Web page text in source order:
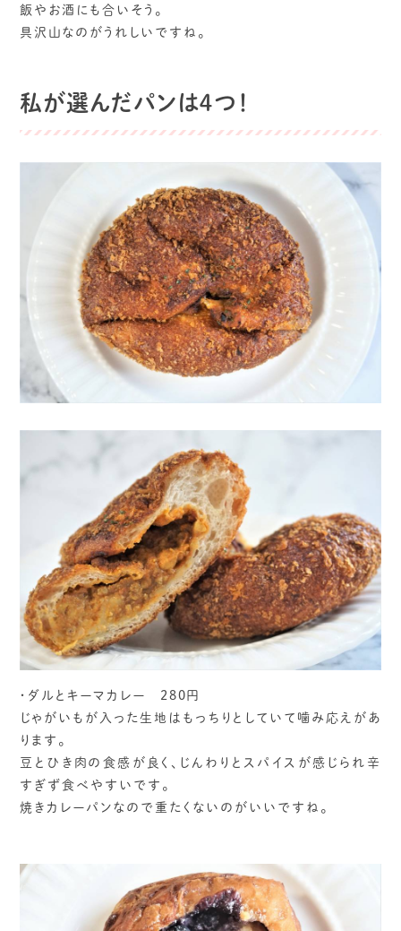
飯やお酒にも合いそう。
具沢山なのがうれしいですね。
私が選んだパンは４つ！
・ダルとキーマカレー 280円
じゃがいもが入った生地はもっちりとしていて噛み応えがあ
ります。
豆とひき肉の食感が良く、じんわりとスパイスが感じられ辛
すぎず食べやすいです。
焼きカレーパンなので重たくないのがいいですね。